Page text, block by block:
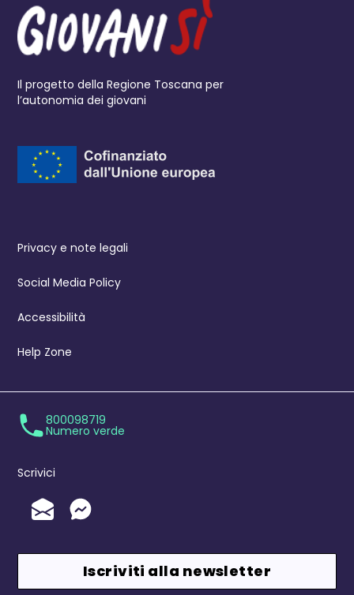
Il progetto della Regione Toscana per
l’autonomia dei giovani
Privacy e note legali
Social Media Policy
Accessibilità
Help Zone
800098719
Numero verde
Scrivici
Invia un'Email
Messenger
Iscriviti alla newsletter